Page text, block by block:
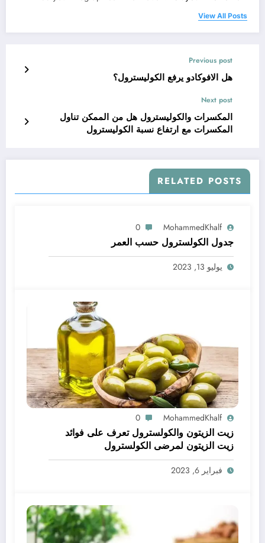
View All Posts
Previous post
هل الافوكادو يرفع الكوليسترول؟
Next post
المكسرات والكوليسترول هل من الممكن تناول
المكسرات مع ارتفاع نسبة الكوليسترول
RELATED POSTS
MohammedKhalf
0
جدول الكولسترول حسب العمر
يوليو 13, 2023
MohammedKhalf
0
زيت الزيتون والكولسترول تعرف على فوائد
زيت الزيتون لمرضى الكولسترول
فبراير 6, 2023